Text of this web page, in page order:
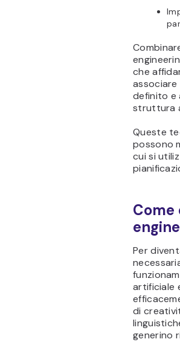
che
definito e
struttura
Queste
possono
cui si
Per
artificiale
di
generino